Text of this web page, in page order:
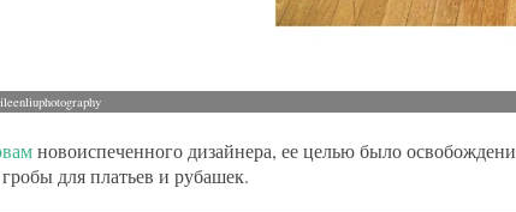
новоиспеченного дизайнера, ее целью было
для платьев и рубашек.